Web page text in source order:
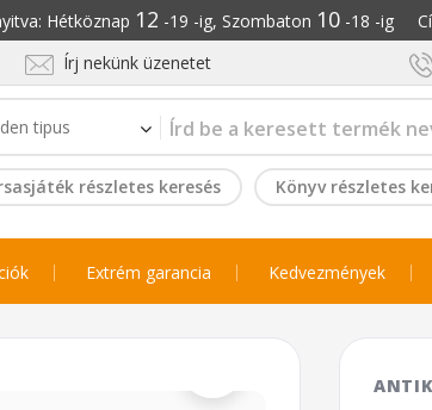
Hétköznap 12 -19 -ig, Szombaton 10-18 -ig
Írj nekünk üzenetet
részletes keresés Könyv részletes
Extrém garancia Kedvezmények